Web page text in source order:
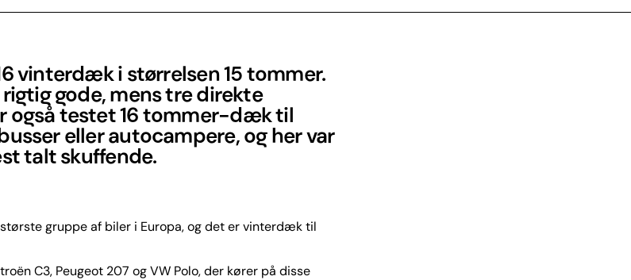
vinterdæk i størrelsen 15 tommer.
gode, mens tre direkte
også testet 16 tommer-dæk til
eller autocampere, og her var
talt skuffende.
gruppe af biler i Europa, og det er vinterdæk til
C3, Peugeot 207 og VW Polo, der kører på disse